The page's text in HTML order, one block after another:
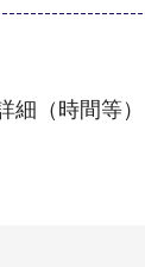
細（時間等）